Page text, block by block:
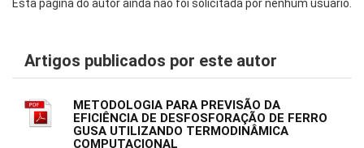
Esta página do autor ainda não foi solicitada por nenhum usuário.
Artigos publicados por este autor
METODOLOGIA PARA PREVISÃO DA
EFICIÊNCIA DE DESFOSFORAÇÃO DE FERRO
GUSA UTILIZANDO TERMODINÂMICA
COMPUTACIONAL